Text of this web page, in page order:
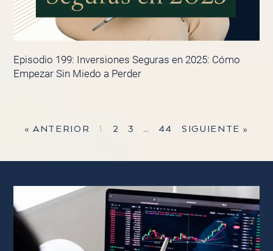
Episodio 199: Inversiones Seguras en 2025: Cómo
Empezar Sin Miedo a Perder
« ANTERIOR 1 2 3 … 44 SIGUIENTE »